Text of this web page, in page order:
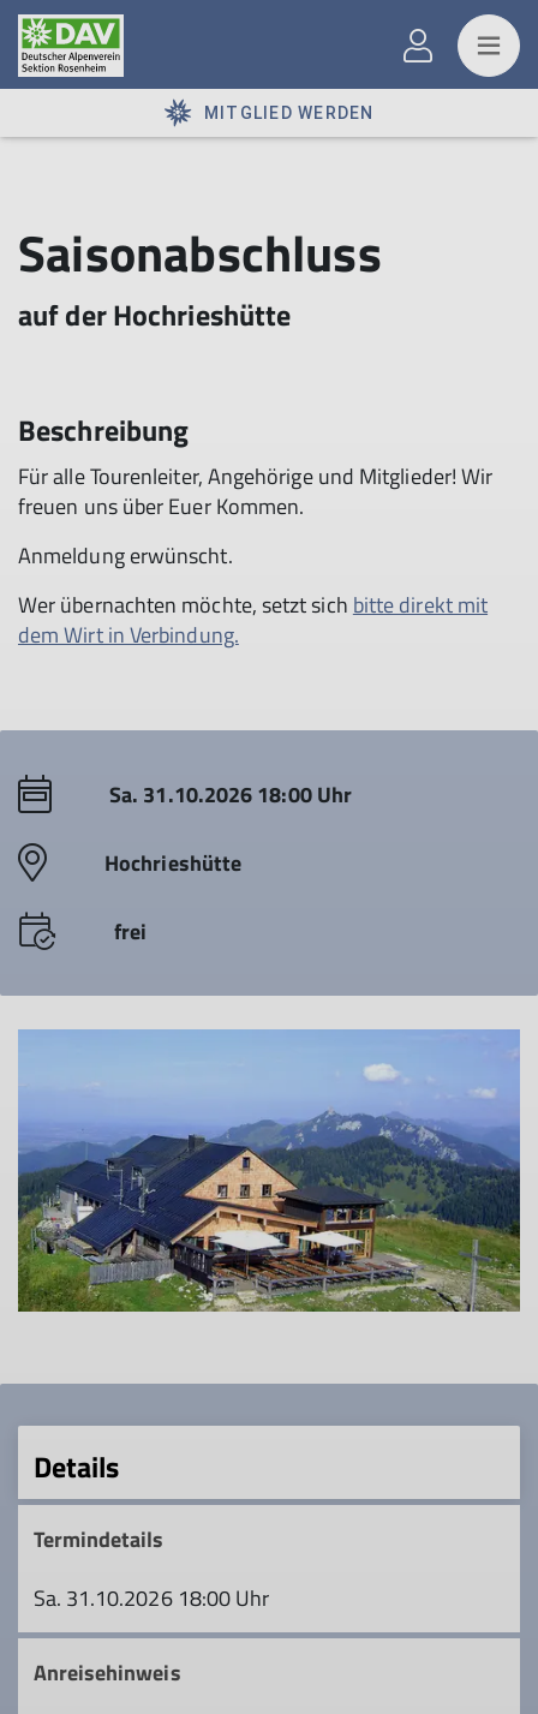
MITGLIED WERDEN
Saisonabschluss
auf der Hochrieshütte
Beschreibung
Für alle Tourenleiter, Angehörige und Mitglieder! Wir
freuen uns über Euer Kommen.
Anmeldung erwünscht.
Wer übernachten möchte, setzt sich bitte direkt mit
dem Wirt in Verbindung.
Sa. 31.10.2026 18:00 Uhr
Hochrieshütte
frei
Details
Termindetails
Sa. 31.10.2026 18:00 Uhr
Anreisehinweis